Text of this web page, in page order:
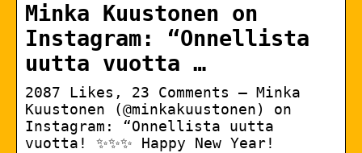
Minka Kuustonen on
Instagram: “Onnellista
uutta vuotta …
2087 Likes, 23 Comments – Minka
Kuustonen (@minkakuustonen) on
Instagram: “Onnellista uutta
vuotta! ✨✨✨ Happy New Year!